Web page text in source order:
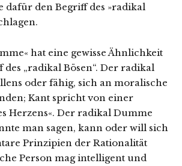
dafür den Begriff des »radikal
hat eine gewisse Ähnlichkeit
des „radikal Bösen“. Der radikal
oder fähig, sich an moralische
Kant spricht von einer
Herzens«. Der radikal Dumme
man sagen, kann oder will sich
Prinzipien der Rationalität
Person mag intelligent und